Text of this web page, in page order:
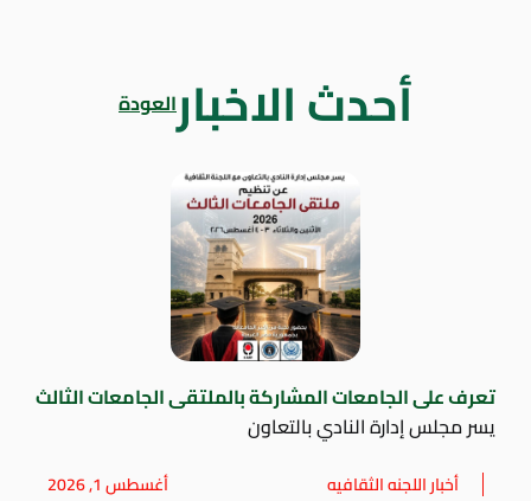
أحدث الاخبارالعودة
تعرف على الجامعات المشاركة بالملتقى الجامعات الثالث
يسر مجلس إدارة النادي بالتعاون
أخبار اللجنه الثقافيه أغسطس 1, 2026